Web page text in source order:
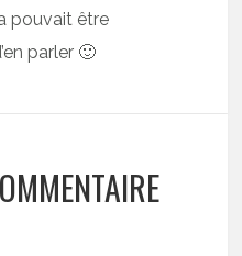
pouvait être
parler 🙂